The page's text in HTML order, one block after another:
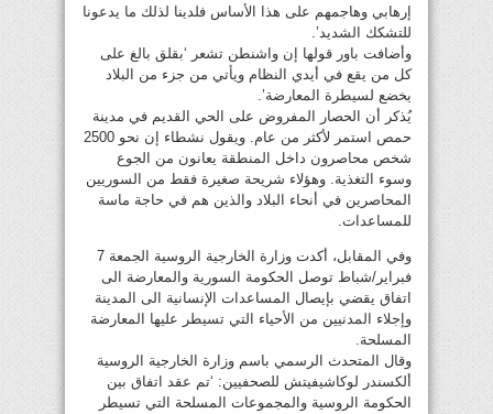
إرهابي وهاجمهم على هذا الأساس فلدينا لذلك ما يدعونا
للتشكك الشديد’.
وأضافت باور قولها إن واشنطن تشعر ‘بقلق بالغ على
كل من يقع في أيدي النظام ويأتي من جزء من البلاد
يخضع لسيطرة المعارضة’.
يُذكر أن الحصار المفروض على الحي القديم في مدينة
حمص استمر لأكثر من عام. ويقول نشطاء إن نحو 2500
شخص محاصرون داخل المنطقة يعانون من الجوع
وسوء التغذية. وهؤلاء شريحة صغيرة فقط من السوريين
المحاصرين في أنحاء البلاد والذين هم في حاجة ماسة
للمساعدات.
وفي المقابل، أكدت وزارة الخارجية الروسية الجمعة 7
فبراير/شباط توصل الحكومة السورية والمعارضة الى
اتفاق يقضي بإيصال المساعدات الإنسانية الى المدينة
وإجلاء المدنيين من الأحياء التي تسيطر عليها المعارضة
المسلحة.
وقال المتحدث الرسمي باسم وزارة الخارجية الروسية
ألكسندر لوكاشيفيتش للصحفيين: ‘تم عقد اتفاق بين
الحكومة الروسية والمجموعات المسلحة التي تسيطر